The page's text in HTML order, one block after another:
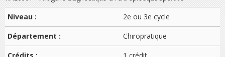
Niveau :
2e ou 3e cycle
Département : Chiropratique